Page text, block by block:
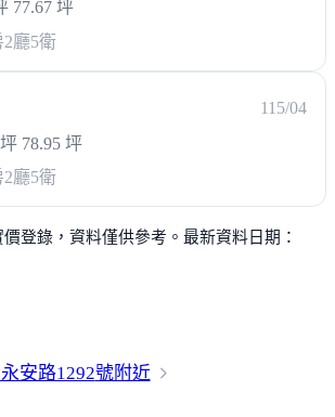
77.67 坪
2廳5衛
115/04
78.95 坪
2廳5衛
登錄，資料僅供參考。最新資料日期：
安路1292號附近